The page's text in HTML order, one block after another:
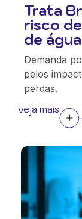
Trata
risco
de
Demanda
pelos
perdas.
veja mais